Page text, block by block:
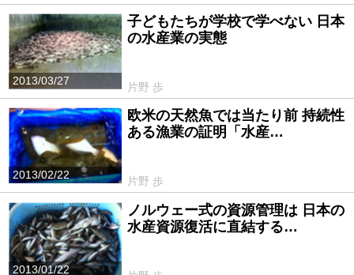
2013/03/27
子どもたちが学校で学べない 日本
の水産業の実態
片野 歩
2013/02/22
欧米の天然魚では当たり前 持続性
ある漁業の証明「水産…
片野 歩
2013/01/22
ノルウェー式の資源管理は 日本の
水産資源復活に直結する…